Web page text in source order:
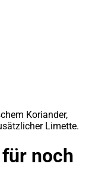
Koriander,
Limette.
noch